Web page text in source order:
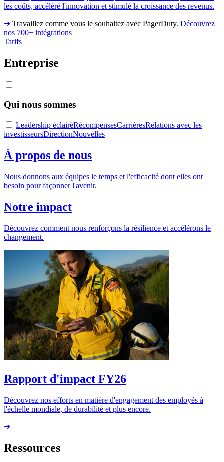
les coûts, accéléré l'innovation et stimulé la croissance des revenus.
➔ Travaillez comme vous le souhaitez avec PagerDuty. Découvrez
nos 700+ intégrations
Tarifs
Entreprise
Qui nous sommes
Leadership éclairéRécompensesCarrièresRelations avec les
investisseursDirectionNouvelles
À propos de nous
Nous donnons aux équipes le temps et l'efficacité dont elles ont
besoin pour façonner l'avenir.
Notre impact
Découvrez comment nous renforçons la résilience et accélérons le
changement.
Rapport d'impact FY26
Découvrez nos efforts en matière d'engagement des employés à
l'échelle mondiale, de durabilité et plus encore.
➔
Ressources